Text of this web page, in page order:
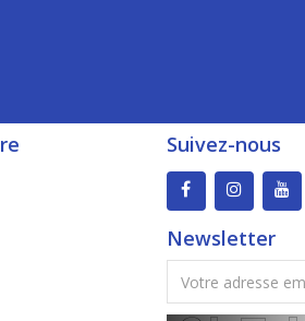
Suivez-nous
Newsletter